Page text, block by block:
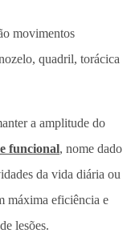
movimentos
quadril, torácica
a amplitude do
funcional, nome dado
da vida diária ou
máxima eficiência e
lesões.